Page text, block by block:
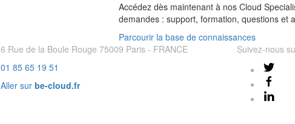
Accédez dès maintenant à nos Cloud
demandes : support, formation, questions et
Parcourir la base de connaissances
6 Rue de la Boule Rouge 75009 Paris - FRANCE
01 85 65 19 51
Aller sur be-cloud.fr
Suivez-nous